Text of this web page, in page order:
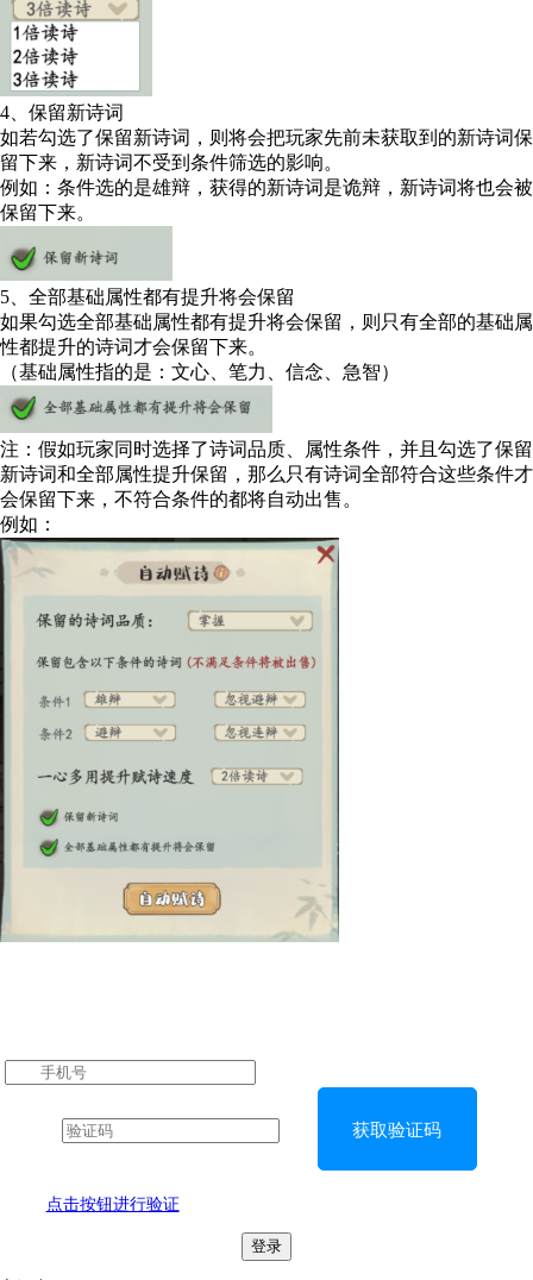
4、保留新诗词
如若勾选了保留新诗词，则将会把玩家先前未获取到的新诗词保
留下来，新诗词不受到条件筛选的影响。
例如：条件选的是雄辩，获得的新诗词是诡辩，新诗词将也会被
保留下来。
5、全部基础属性都有提升将会保留
如果勾选全部基础属性都有提升将会保留，则只有全部的基础属
性都提升的诗词才会保留下来。
（基础属性指的是：文心、笔力、信念、急智）
注：假如玩家同时选择了诗词品质、属性条件，并且勾选了保留
新诗词和全部属性提升保留，那么只有诗词全部符合这些条件才
会保留下来，不符合条件的都将自动出售。
例如：
获取验证码
点击按钮进行验证
登录